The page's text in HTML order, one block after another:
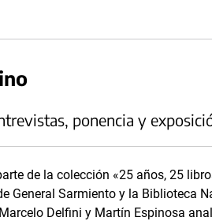
ponencia y
de la colección «25 años, 25
General Sarmiento y la Biblioteca
Delfini y Martín Espinosa